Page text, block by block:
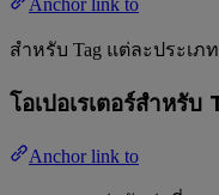
สำหรับ Tag แต่ละประเภ
โอเปอเรเตอร์สำหรั
Anchor link to